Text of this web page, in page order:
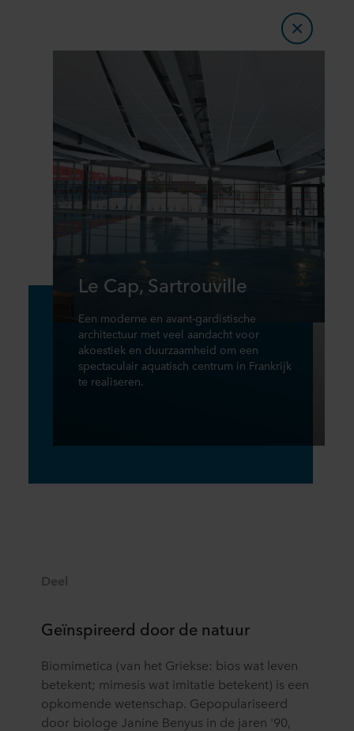
Le Cap, Sartrouville
Een moderne en avant-gardistische
architectuur met veel aandacht voor
akoestiek en duurzaamheid om een
spectaculair aquatisch centrum in Frankrijk
te realiseren.
Deel
Geïnspireerd door de natuur
Biomimetica (van het Griekse: bios wat leven
betekent; mimesis wat imitatie betekent) is een
opkomende wetenschap. Gepopulariseerd
door biologe Janine Benyus in de jaren '90,